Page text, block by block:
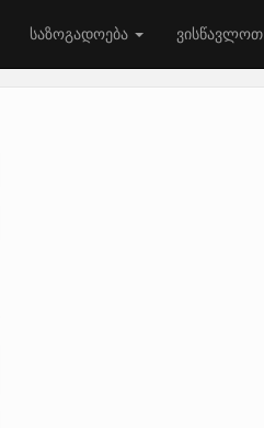
საზოგადოება ვისწავლოთ